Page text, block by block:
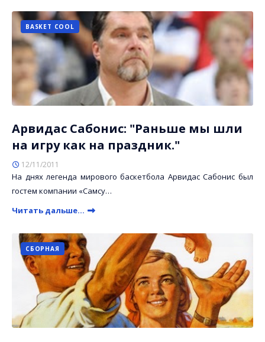
BASKET COOL
Арвидас Сабонис: "Раньше мы шли
на игру как на праздник."
12/11/2011
На днях легенда мирового баскетбола Арвидас Сабонис был
гостем компании «Самсу…
Читать дальше...
СБОРНАЯ